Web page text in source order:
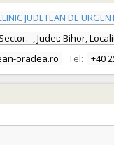
JUDETEAN DE
-, Judet: Bihor,
oradea.ro Tel: +40